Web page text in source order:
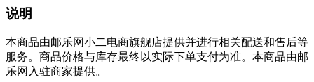
说明
本商品由邮乐网小二电商旗舰店提供并进行相关配送和售后等
服务。商品价格与库存最终以实际下单支付为准。本商品由邮
乐网入驻商家提供。